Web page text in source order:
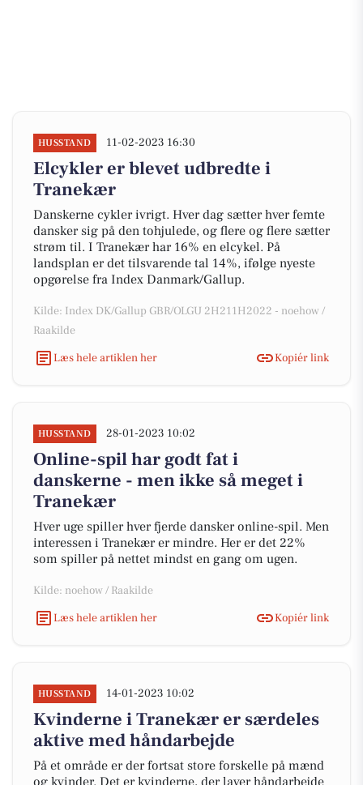
HUSSTAND 11-02-2023 16:30
Elcykler er blevet udbredte i
Tranekær
Danskerne cykler ivrigt. Hver dag sætter hver femte
dansker sig på den tohjulede, og flere og flere sætter
strøm til. I Tranekær har 16% en elcykel. På
landsplan er det tilsvarende tal 14%, ifølge nyeste
opgørelse fra Index Danmark/Gallup.
Kilde: Index DK/Gallup GBR/OLGU 2H211H2022 - noehow /
Raakilde
Læs hele artiklen her
Kopiér link
HUSSTAND 28-01-2023 10:02
Online-spil har godt fat i
danskerne - men ikke så meget i
Tranekær
Hver uge spiller hver fjerde dansker online-spil. Men
interessen i Tranekær er mindre. Her er det 22%
som spiller på nettet mindst en gang om ugen.
Kilde: noehow / Raakilde
Læs hele artiklen her
Kopiér link
HUSSTAND 14-01-2023 10:02
Kvinderne i Tranekær er særdeles
aktive med håndarbejde
På et område er der fortsat store forskelle på mænd
og kvinder. Det er kvinderne, der laver håndarbejde